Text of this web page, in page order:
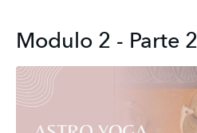
Modulo 2 - Parte 2